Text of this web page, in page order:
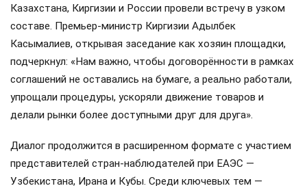
Казахстана, Киргизии и России провели встречу в узком
составе. Премьер-министр Киргизии Адылбек
Касымалиев, открывая заседание как хозяин площадки,
подчеркнул: «Нам важно, чтобы договорённости в рамках
соглашений не оставались на бумаге, а реально работали,
упрощали процедуры, ускоряли движение товаров и
делали рынки более доступными друг для друга».
Диалог продолжится в расширенном формате с участием
представителей стран-наблюдателей при ЕАЭС —
Узбекистана, Ирана и Кубы. Среди ключевых тем —